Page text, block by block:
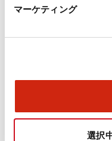
マーケティング
選択
ドキュメントとフ